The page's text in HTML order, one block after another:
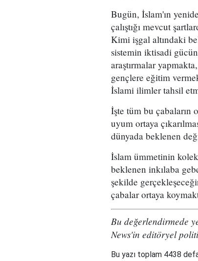
Bugün, İslam'ın
çalıştığı mevcut
Kimi işgal altındaki
sistemin iktisadi
araştırmalar
gençlere eğitim
İslami ilimler tahsil
İşte tüm bu çabaların
uyum ortaya
dünyada beklenen
İslam ümmetinin
beklenen inkılaba
şekilde
çabalar ortaya
Bu değerlendirmede
News'in editöryel
Bu yazı toplam 4438